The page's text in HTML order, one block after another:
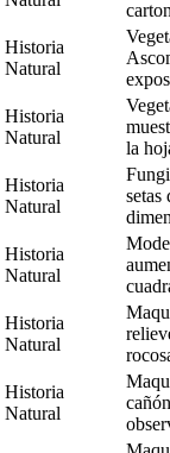
Historia
Natural
Historia
Natural
la
Historia
Natural
setas
Historia
Natural
Historia
Natural
Historia
Natural